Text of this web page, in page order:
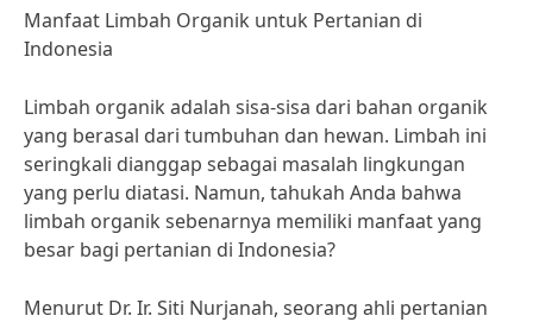
Manfaat Limbah Organik untuk Pertanian di
Indonesia
Limbah organik adalah sisa-sisa dari bahan organik
yang berasal dari tumbuhan dan hewan. Limbah ini
seringkali dianggap sebagai masalah lingkungan
yang perlu diatasi. Namun, tahukah Anda bahwa
limbah organik sebenarnya memiliki manfaat yang
besar bagi pertanian di Indonesia?
Menurut Dr. Ir. Siti Nurjanah, seorang ahli pertanian